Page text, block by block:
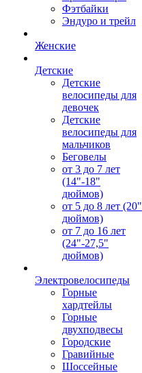
Фэтбайки
Эндуро и трейл
Женские
Детские
Детские
велосипеды для
девочек
Детские
велосипеды для
мальчиков
Беговелы
от 3 до 7 лет
(14"-18"
дюймов)
от 5 до 8 лет (20"
дюймов)
от 7 до 16 лет
(24"-27,5"
дюймов)
Электровелосипеды
Горные
хардтейлы
Горные
двухподвесы
Городские
Гравийные
Шоссейные